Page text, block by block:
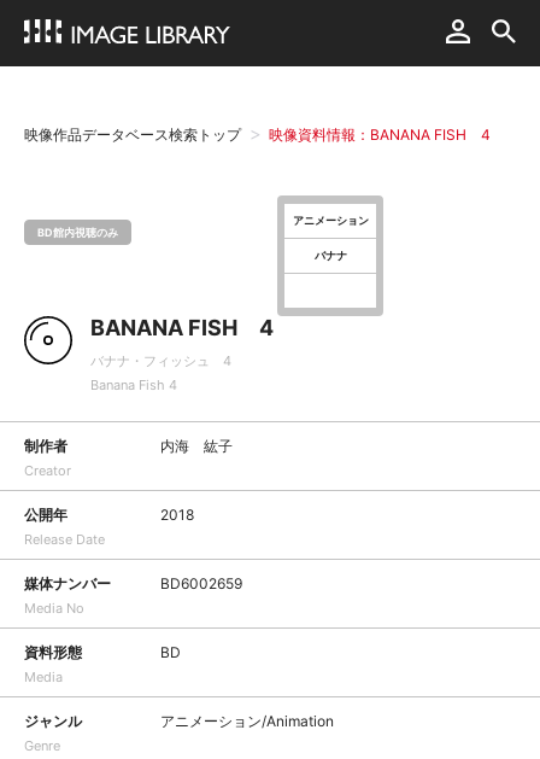
映像作品データベース検索トップ 映像資料情報：BANANA FISH 4
BD館内視聴のみ
アニメーション
バナナ
BANANA FISH 4
バナナ・フィッシュ 4
Banana Fish 4
制作者
Creator
内海 紘子
公開年
Release Date
2018
媒体ナンバー
Media No
BD6002659
資料形態
Media
BD
ジャンル
Genre
アニメーション/Animation